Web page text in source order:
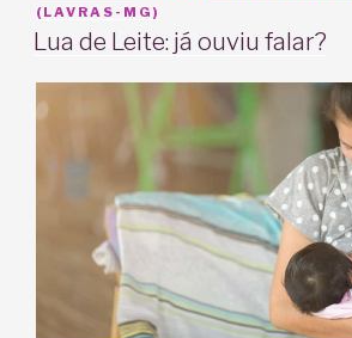
pra
serve?”
EM
(LAVRAS-MG)
Lua de Leite: já ouviu falar?